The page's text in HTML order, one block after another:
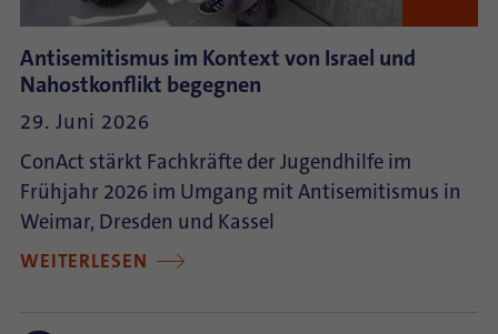
Antisemitismus im Kontext von Israel und
Nahostkonflikt begegnen
29. Juni 2026
ConAct stärkt Fachkräfte der Jugendhilfe im
Frühjahr 2026 im Umgang mit Antisemitismus in
Weimar, Dresden und Kassel
WEITERLESEN